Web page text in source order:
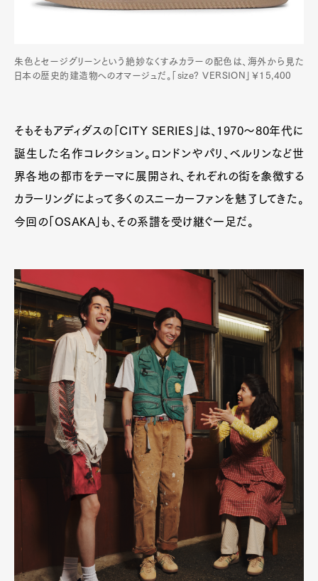
朱色とセージグリーンという絶妙なくすみカラーの配色は、海外から見た
日本の歴史的建造物へのオマージュだ。「size? VERSION」￥15,400
そもそもアディダスの「CITY SERIES」は、1970〜80年代に
誕生した名作コレクション。ロンドンやパリ、ベルリンなど世
界各地の都市をテーマに展開され、それぞれの街を象徴する
カラーリングによって多くのスニーカーファンを魅了してきた。
今回の「OSAKA」も、その系譜を受け継ぐ一足だ。